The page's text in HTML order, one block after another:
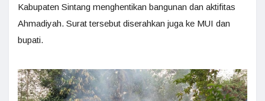
Kabupaten Sintang menghentikan bangunan dan aktifitas
Ahmadiyah. Surat tersebut diserahkan juga ke MUI dan
bupati.